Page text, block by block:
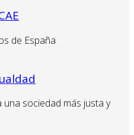
de España
sociedad más justa y